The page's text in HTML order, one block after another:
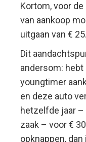
Kortom, voor
van aankoop
uitgaan van €
Dit
andersom: hebt
youngtimer
en deze auto
hetzelfde jaar –
zaak – voor €
opknappen,